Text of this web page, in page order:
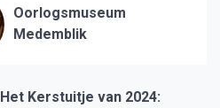
Regionieuws
Oorlogsmuseum
Medemblik
Het Kerstuitje van 2024: